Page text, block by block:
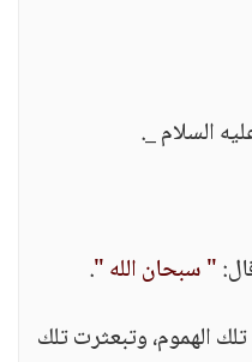
السلام _.
" سبحان الله ".
الهموم، وتبعثرت تلك